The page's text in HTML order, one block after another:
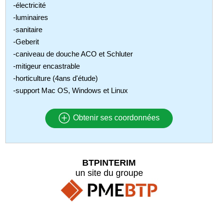
-électricité
-luminaires
-sanitaire
-Geberit
-caniveau de douche ACO et Schluter
-mitigeur encastrable
-horticulture (4ans d'étude)
-support Mac OS, Windows et Linux
Obtenir ses coordonnées
BTPINTERIM
un site du groupe